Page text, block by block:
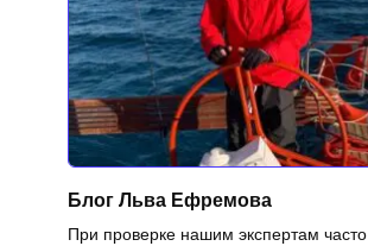
Блог Льва Ефремова
При проверке нашим экспертам часто